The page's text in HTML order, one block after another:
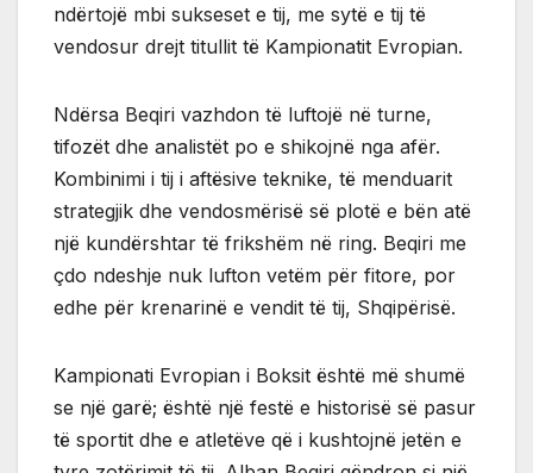
ndërtojë mbi sukseset e tij, me sytë e tij të
vendosur drejt titullit të Kampionatit Evropian.
Ndërsa Beqiri vazhdon të luftojë në turne,
tifozët dhe analistët po e shikojnë nga afër.
Kombinimi i tij i aftësive teknike, të menduarit
strategjik dhe vendosmërisë së plotë e bën atë
një kundërshtar të frikshëm në ring. Beqiri me
çdo ndeshje nuk lufton vetëm për fitore, por
edhe për krenarinë e vendit të tij, Shqipërisë.
Kampionati Evropian i Boksit është më shumë
se një garë; është një festë e historisë së pasur
të sportit dhe e atletëve që i kushtojnë jetën e